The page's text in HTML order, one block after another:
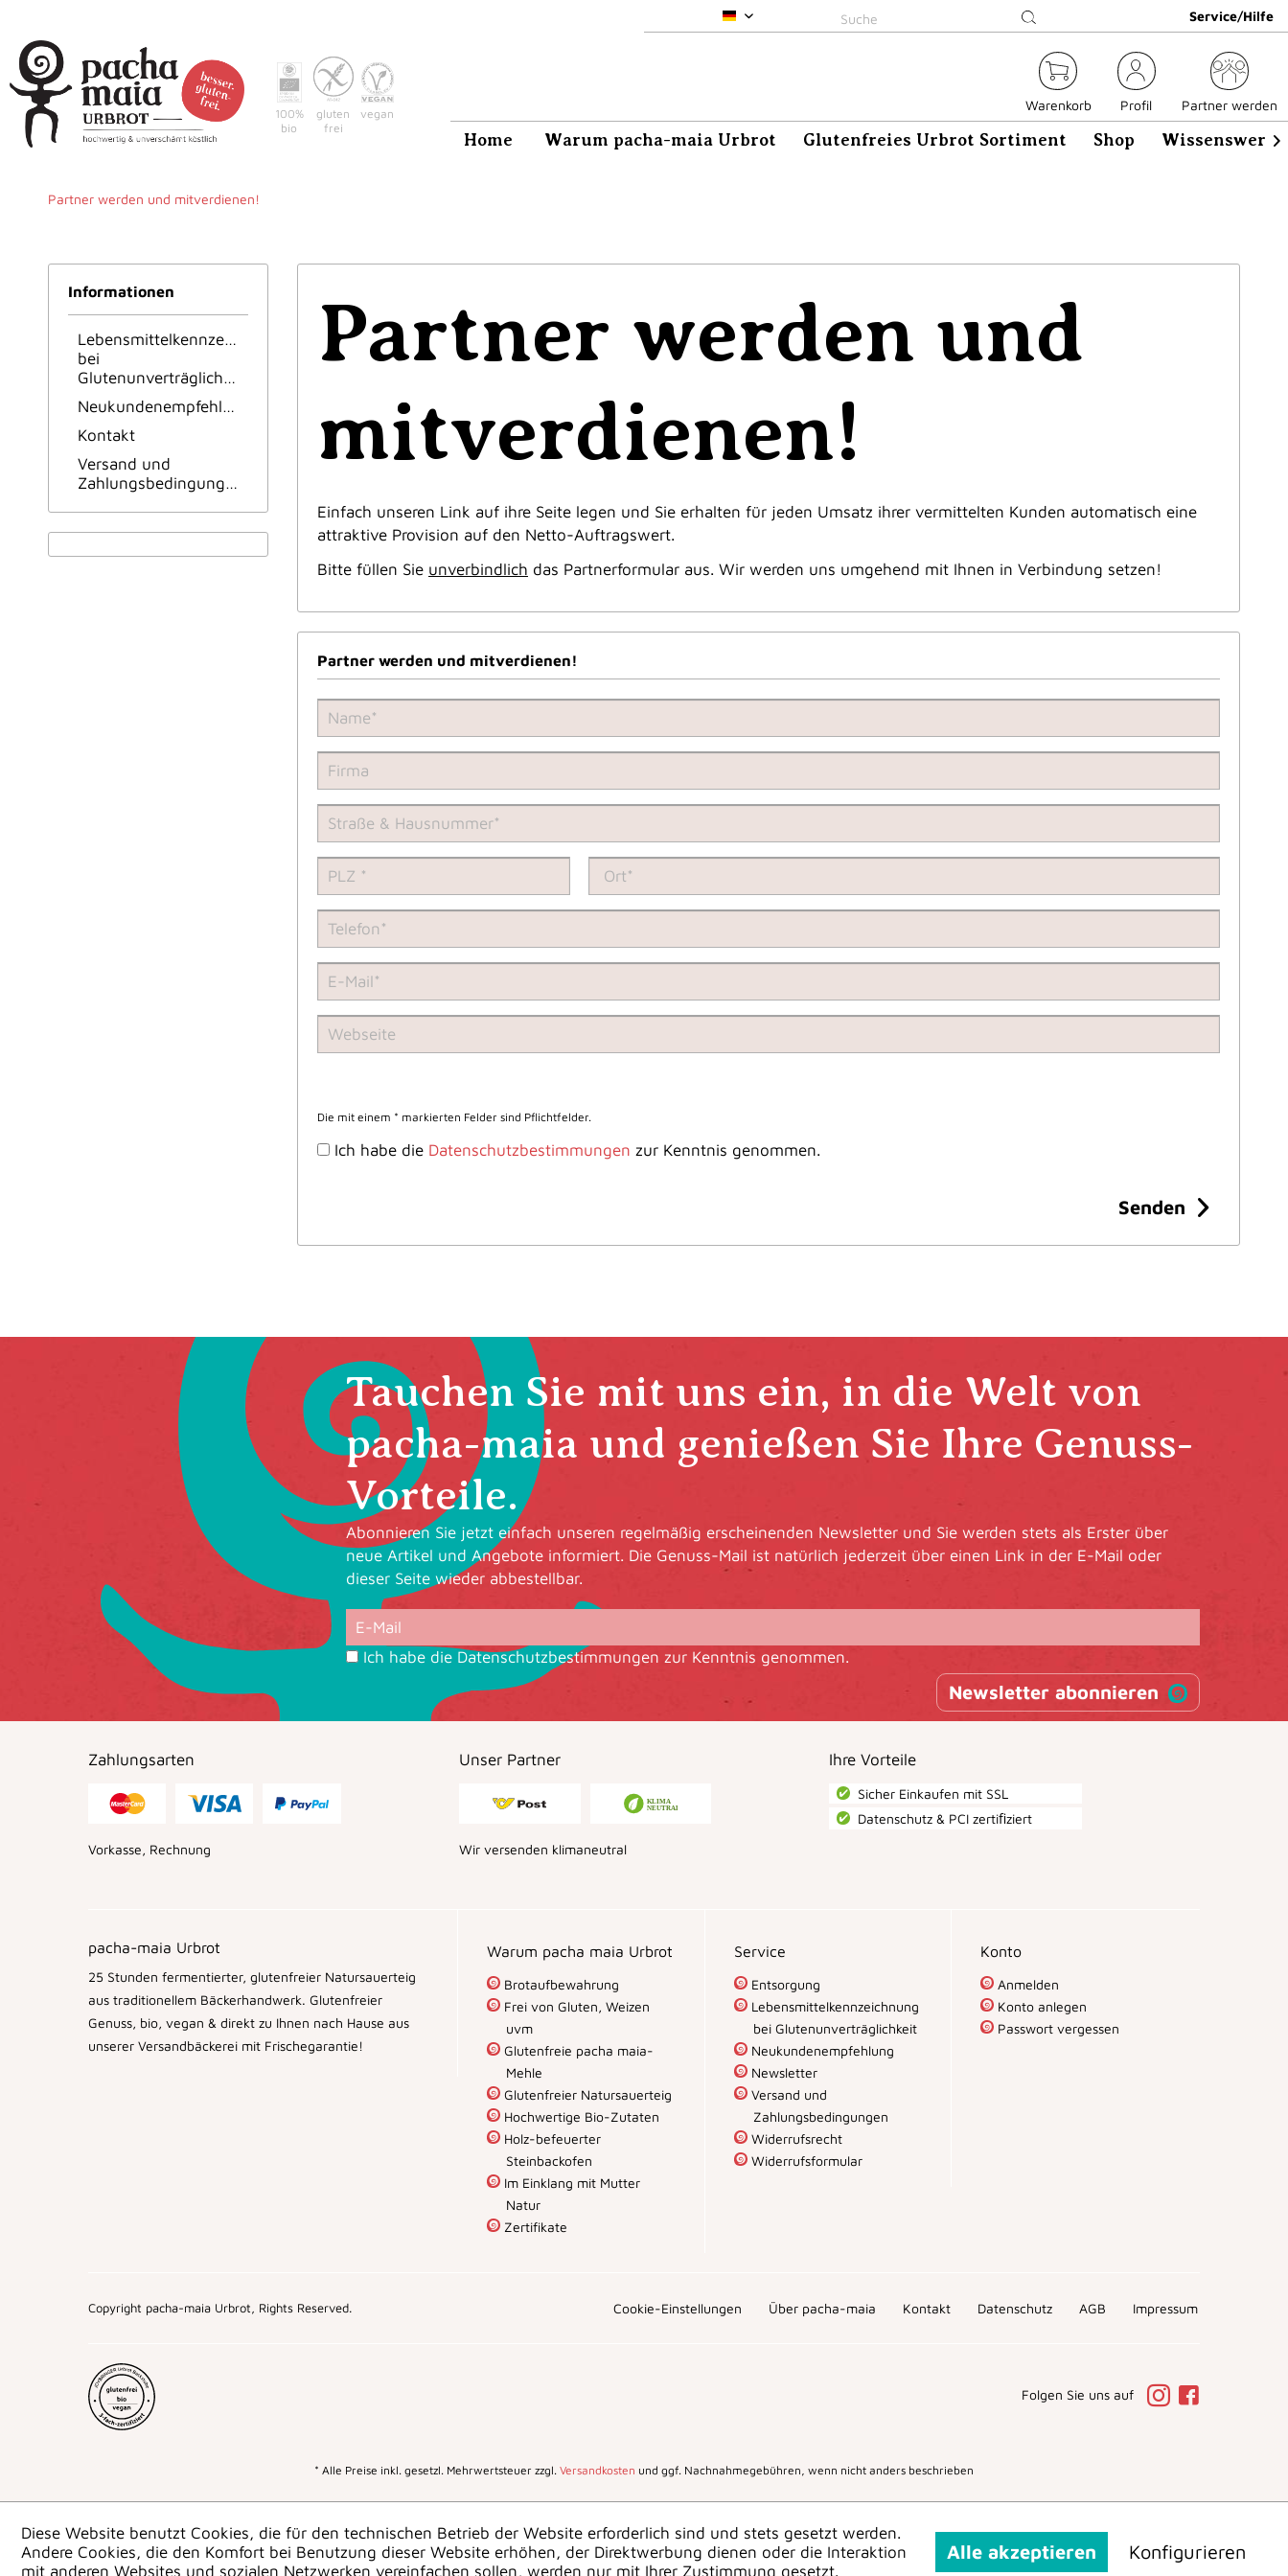
pacha-maia DE Service/Hilfe
100%
bio
gluten
frei
vegan
Warenkorb Profil Partner werden
Home Warum pacha-maia Urbrot Glutenfreies Urbrot Sortiment Shop 
Partner werden und mitverdienen!
Informationen
Lebensmittelkennzeichnung
bei
Glutenunverträglichkeit
Neukundenempfehlung
Kontakt
Versand und
Zahlungsbedingungen
Partner werden und
mitverdienen!
Einfach unseren Link auf ihre Seite legen und Sie erhalten für jeden Umsatz ihrer vermittelten Kunden automatisch eine
attraktive Provision auf den Netto-Auftragswert.
Bitte füllen Sie unverbindlich das Partnerformular aus. Wir werden uns umgehend mit Ihnen in Verbindung setzen!
Partner werden und mitverdienen!
Die mit einem * markierten Felder sind Pflichtfelder.
Ich habe die Datenschutzbestimmungen zur Kenntnis genommen.
Senden
Tauchen Sie mit uns ein, in die Welt von
pacha-maia und genießen Sie Ihre Genuss-
Vorteile.
Abonnieren Sie jetzt einfach unseren regelmäßig erscheinenden Newsletter und Sie werden stets als Erster über
neue Artikel und Angebote informiert. Die Genuss-Mail ist natürlich jederzeit über einen Link in der E-Mail oder
dieser Seite wieder abbestellbar.
Ich habe die Datenschutzbestimmungen zur Kenntnis genommen.
Newsletter abonnieren
Zahlungsarten
Vorkasse, Rechnung
Unser Partner
Wir versenden klimaneutral
Ihre Vorteile
Sicher Einkaufen mit SSL
Datenschutz & PCI zertiﬁziert
pacha-maia Urbrot
25 Stunden fermentierter, glutenfreier Natursauerteig
aus traditionellem Bäckerhandwerk. Glutenfreier
Genuss, bio, vegan & direkt zu Ihnen nach Hause aus
unserer Versandbäckerei mit Frischegarantie!
Warum pacha maia Urbrot
Brotaufbewahrung
Frei von Gluten, Weizen
uvm
Glutenfreie pacha maia-
Mehle
Glutenfreier Natursauerteig
Hochwertige Bio-Zutaten
Holz-befeuerter
Steinbackofen
Im Einklang mit Mutter
Natur
Zertifikate
Service
Entsorgung
Lebensmittelkennzeichnung
bei Glutenunverträglichkeit
Neukundenempfehlung
Newsletter
Versand und
Zahlungsbedingungen
Widerrufsrecht
Widerrufsformular
Konto
Anmelden
Konto anlegen
Passwort vergessen
* Alle Preise inkl. gesetzl. Mehrwertsteuer zzgl. Versandkosten und ggf. Nachnahmegebühren, wenn nicht anders beschrieben
Cookie-Einstellungen Über pacha-maia Kontakt Datenschutz AGB Impressum
Copyright pacha-maia Urbrot, Rights Reserved.
Folgen Sie uns auf
Diese Website benutzt Cookies, die für den technischen Betrieb der Website erforderlich sind und stets gesetzt werden.
Andere Cookies, die den Komfort bei Benutzung dieser Website erhöhen, der Direktwerbung dienen oder die Interaktion
mit anderen Websites und sozialen Netzwerken vereinfachen sollen, werden nur mit Ihrer Zustimmung gesetzt.
Alle akzeptieren Konfigurieren